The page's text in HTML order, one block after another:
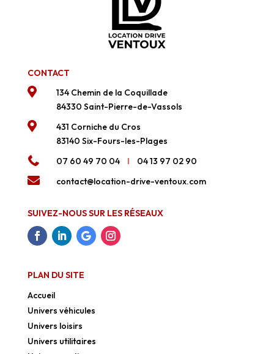
CONTACT

134 Chemin de la Coquillade
84330 Saint-Pierre-de-Vassols

431 Corniche du Cros
83140 Six-Fours-les-Plages
 07 60 49 70 04 Ι 04 13 97 02 90
 contact@location-drive-ventoux.com
SUIVEZ-NOUS SUR LES RÉSEAUX
PLAN DU SITE
Accueil
Univers véhicules
Univers loisirs
Univers utilitaires